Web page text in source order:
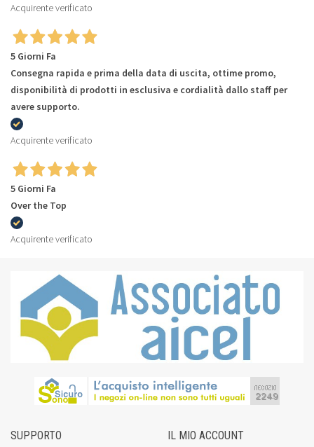
Acquirente verificato
5 Giorni Fa
Consegna rapida e prima della data di uscita, ottime promo,
disponibilità di prodotti in esclusiva e cordialità dallo staff per
avere supporto.
Acquirente verificato
5 Giorni Fa
Over the Top
Acquirente verificato
SUPPORTO IL MIO ACCOUNT